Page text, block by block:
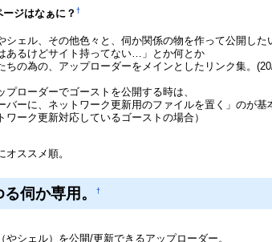
ージはなぁに？†
シェル、その他色々と、伺か関係の物を作って公開した
あるけどサイト持ってない…」とか何とか
ちの為の、アップローダーをメインとしたリンク集。
プローダーでゴーストを公開する時は、
バーに、ネットワーク更新用のファイルを置く」のが基
ワーク更新対応しているゴーストの場合）
オススメ順。
る伺か専用。†
やシェル）を公開/更新できるアップローダー。